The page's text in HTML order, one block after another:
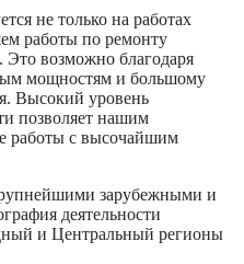
не только на работах
работы по ремонту
. Это возможно благодаря
мощностям и большому
Высокий уровень
позволяет нашим
работы с высочайшим
зарубежными и
деятельности
и Центральный регионы